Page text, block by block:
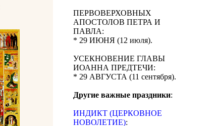
ПЕРВОВЕРХОВНЫХ
АПОСТОЛОВ ПЕТРА И
ПАВЛА:
* 29 ИЮНЯ (12 июля).
УСЕКНОВЕНИЕ ГЛАВЫ
ИОАННА ПРЕДТЕЧИ:
* 29 АВГУСТА (11 сентября).
Другие важные праздники:
ИНДИКТ (ЦЕРКОВНОЕ
НОВОЛЕТИЕ):